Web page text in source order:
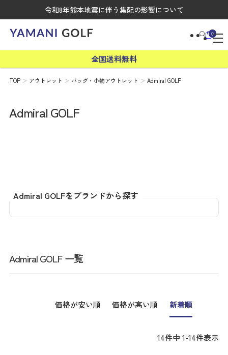
令和8年熊本地震に伴う集配の影響について
0
全国送料無料
TOP アウトレット バッグ・小物アウトレット Admiral GOLF
Admiral GOLF
Admiral GOLFをブランドから探す
Admiral GOLF 一覧
価格が安い順 価格が高い順 新着順
14件中 1-14件表示